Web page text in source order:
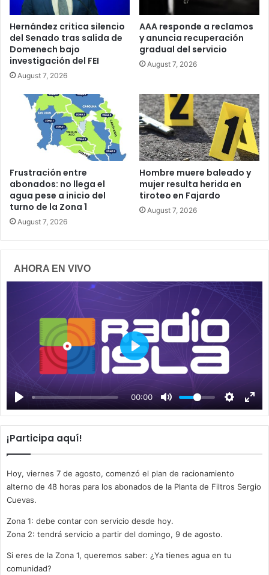
Hernández critica silencio
del Senado tras salida de
Domenech bajo
investigación del FEI
August 7, 2026
AAA responde a reclamos
y anuncia recuperación
gradual del servicio
August 7, 2026
Frustración entre
abonados: no llega el
agua pese a inicio del
turno de la Zona 1
August 7, 2026
Hombre muere baleado y
mujer resulta herida en
tiroteo en Fajardo
August 7, 2026
AHORA EN VIVO
00:00
P
y
¡Participa aquí!
Hoy, viernes 7 de agosto, comenzó el plan de racionamiento
alterno de 48 horas para los abonados de la Planta de Filtros Sergio
Cuevas.
Zona 1: debe contar con servicio desde hoy.
Zona 2: tendrá servicio a partir del domingo, 9 de agosto.
Si eres de la Zona 1, queremos saber: ¿Ya tienes agua en tu
comunidad?